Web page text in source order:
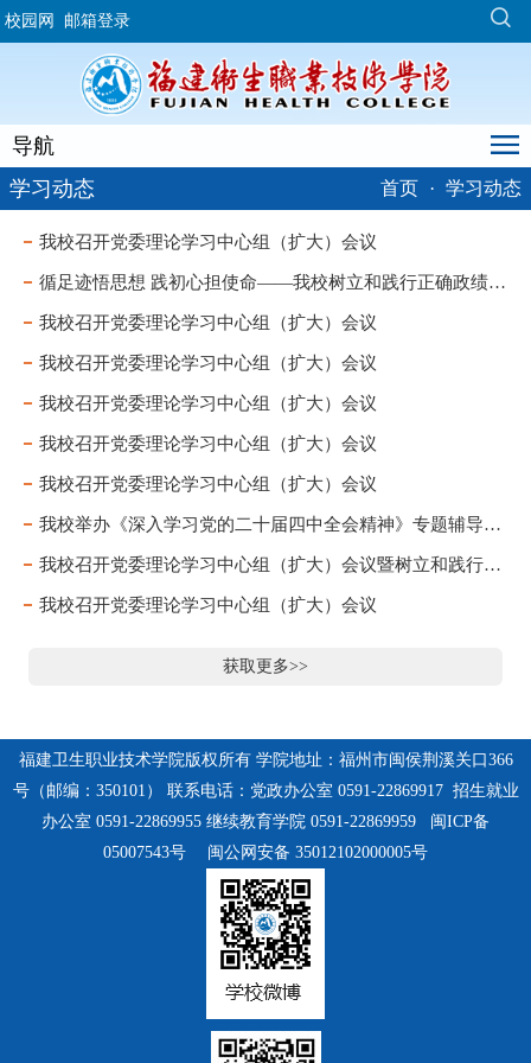
校园网 邮箱登录
导航
学习动态
首页 · 学习动态
我校召开党委理论学习中心组（扩大）会议
循足迹悟思想 践初心担使命——我校树立和践行正确政绩观学习教育读书班暨党委理论学习中心组赴福州市委党校“3820”展馆开展现场教学
我校召开党委理论学习中心组（扩大）会议
我校召开党委理论学习中心组（扩大）会议
我校召开党委理论学习中心组（扩大）会议
我校召开党委理论学习中心组（扩大）会议
我校召开党委理论学习中心组（扩大）会议
我校举办《深入学习党的二十届四中全会精神》专题辅导报告会
我校召开党委理论学习中心组（扩大）会议暨树立和践行正确政绩观学习教育读书班学习
我校召开党委理论学习中心组（扩大）会议
获取更多>>
福建卫生职业技术学院版权所有 学院地址：福州市闽侯荆溪关口366
号（邮编：350101） 联系电话：党政办公室 0591-22869917 招生就业
办公室 0591-22869955 继续教育学院 0591-22869959 闽ICP备
05007543号
闽公网安备 35012102000005号